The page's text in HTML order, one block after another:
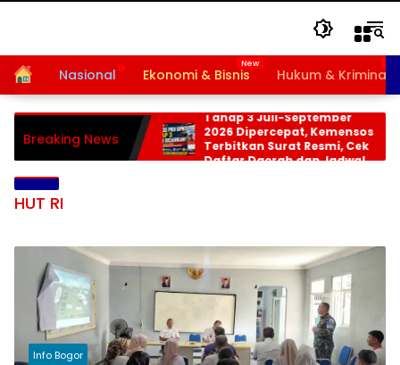
HomeNasional Ekonomi & Bisnis Hukum & Kriminal
Breaking News
Bansos PKH dan BPNT
Tahap 3 Juli-September
2026 Dipercepat, Kemensos
Terbitkan Surat Resmi, Cek
Daftar Daerah dan Jadwal
HUT RI
Info Bogor